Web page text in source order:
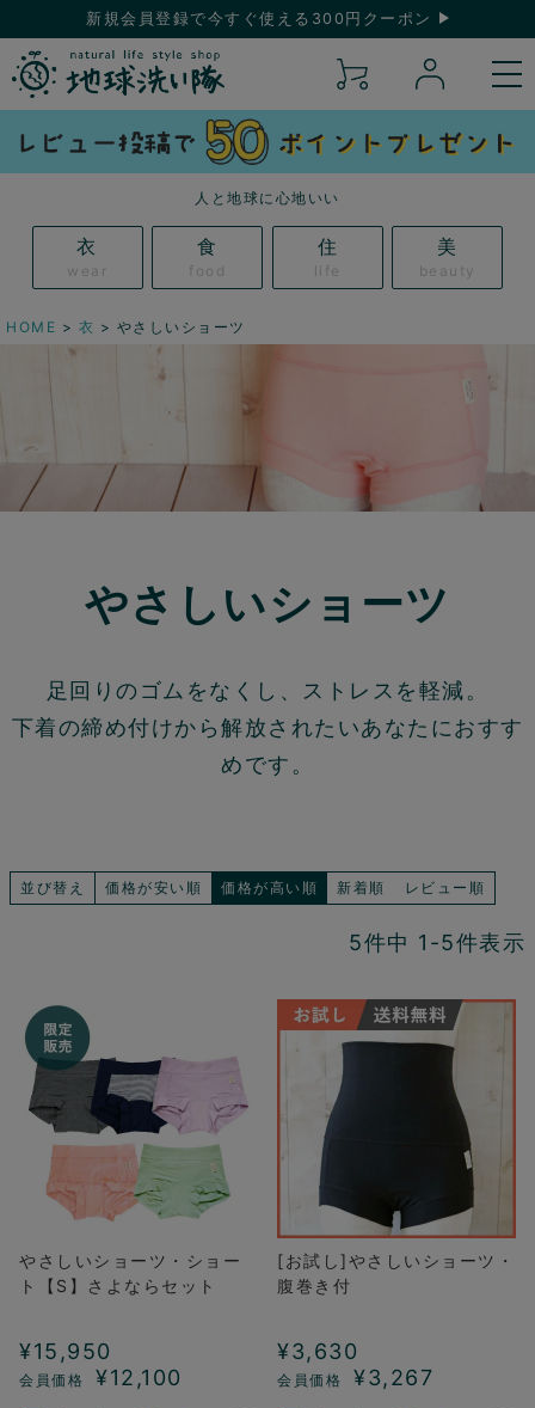
新規会員登録で今すぐ使える300円クーポン
人と地球に心地いい
衣
wear
食
food
住
life
美
beauty
HOME 衣 やさしいショーツ
やさしいショーツ
足回りのゴムをなくし、ストレスを軽減。
下着の締め付けから解放されたいあなたにおすす
めです。
並び替え 価格が安い順 価格が高い順 新着順 レビュー順
5件中 1 -5件表示
やさしいショーツ・ショー
ト【S】さよならセット
¥15,950
¥12,100
[お試し]やさしいショーツ・
腹巻き付
¥3,630
¥3,267